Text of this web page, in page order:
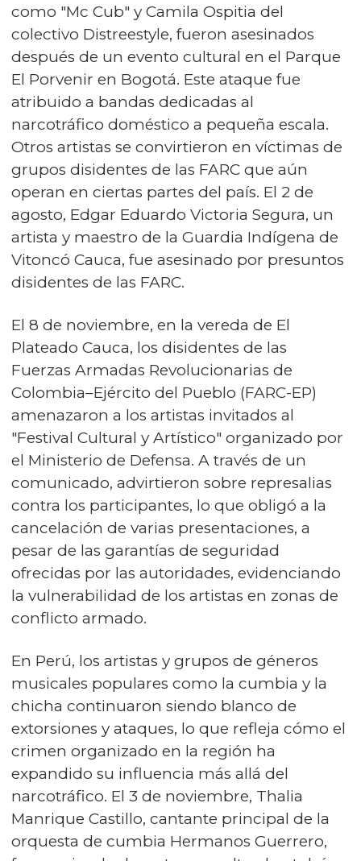
como "Mc Cub" y Camila Ospitia del
colectivo Distreestyle, fueron asesinados
después de un evento cultural en el Parque
El Porvenir en Bogotá. Este ataque fue
atribuido a bandas dedicadas al
narcotráfico doméstico a pequeña escala.
Otros artistas se convirtieron en víctimas de
grupos disidentes de las FARC que aún
operan en ciertas partes del país. El 2 de
agosto, Edgar Eduardo Victoria Segura, un
artista y maestro de la Guardia Indígena de
Vitoncó Cauca, fue asesinado por presuntos
disidentes de las FARC.
El 8 de noviembre, en la vereda de El
Plateado Cauca, los disidentes de las
Fuerzas Armadas Revolucionarias de
Colombia–Ejército del Pueblo (FARC-EP)
amenazaron a los artistas invitados al
"Festival Cultural y Artístico" organizado por
el Ministerio de Defensa. A través de un
comunicado, advirtieron sobre represalias
contra los participantes, lo que obligó a la
cancelación de varias presentaciones, a
pesar de las garantías de seguridad
ofrecidas por las autoridades, evidenciando
la vulnerabilidad de los artistas en zonas de
conflicto armado.
En Perú, los artistas y grupos de géneros
musicales populares como la cumbia y la
chicha continuaron siendo blanco de
extorsiones y ataques, lo que refleja cómo el
crimen organizado en la región ha
expandido su influencia más allá del
narcotráfico. El 3 de noviembre, Thalia
Manrique Castillo, cantante principal de la
orquesta de cumbia Hermanos Guerrero,